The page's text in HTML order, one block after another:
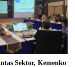
Sektor, Kemenko